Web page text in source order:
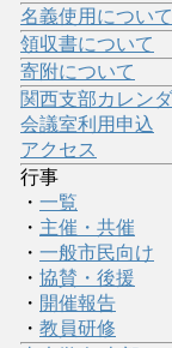
名義使用について
領収書について
寄附について
関西支部カレン
会議室利用申込
アクセス
行事
・ 一覧
・ 主催・共催
・ 一般市民向け
・ 協賛・後援
・ 開催報告
・ 教員研修